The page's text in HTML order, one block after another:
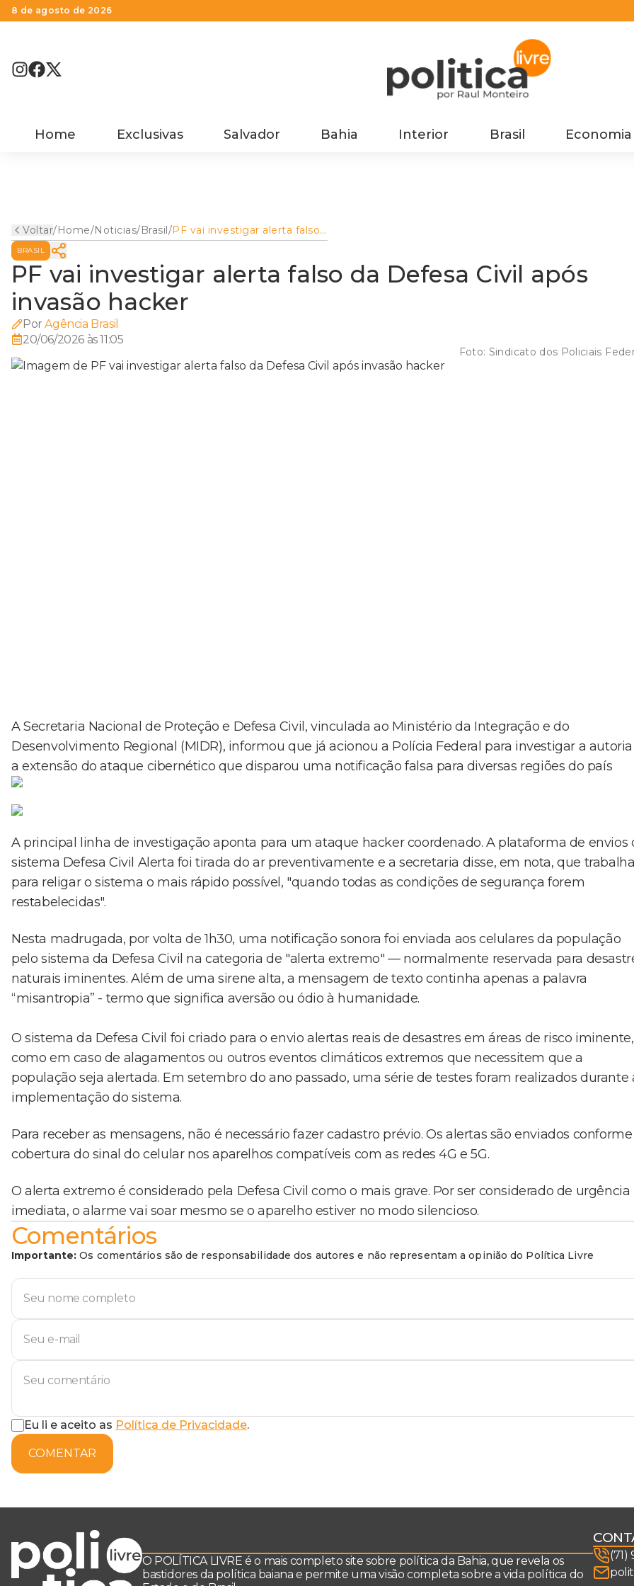
8 de agosto de 2026
Home Exclusivas Salvador Bahia Interior Brasil Economia
Voltar/Home/Noticias/Brasil/PF vai investigar alerta falso
da Defesa Civil após invasão
BRASIL
PF vai investigar alerta falso da Defesa Civil após
invasão hacker
Por Agência Brasil
20/06/2026 às 11:05
Foto: Sindicato dos Policiais
A Secretaria Nacional de Proteção e Defesa Civil, vinculada ao Ministério da Integração e do
Desenvolvimento Regional (MIDR), informou que já acionou a Polícia Federal para investigar a
a extensão do ataque cibernético que disparou uma notificação falsa para diversas regiões do país
A principal linha de investigação aponta para um ataque hacker coordenado. A plataforma de envios
sistema Defesa Civil Alerta foi tirada do ar preventivamente e a secretaria disse, em nota, que trabalha
para religar o sistema o mais rápido possível, "quando todas as condições de segurança forem
restabelecidas".
Nesta madrugada, por volta de 1h30, uma notificação sonora foi enviada aos celulares da população
pelo sistema da Defesa Civil na categoria de "alerta extremo" — normalmente reservada para
naturais iminentes. Além de uma sirene alta, a mensagem de texto continha apenas a palavra
“misantropia” - termo que significa aversão ou ódio à humanidade.
O sistema da Defesa Civil foi criado para o envio alertas reais de desastres em áreas de risco iminente,
como em caso de alagamentos ou outros eventos climáticos extremos que necessitem que a
população seja alertada. Em setembro do ano passado, uma série de testes foram realizados durante
implementação do sistema.
Para receber as mensagens, não é necessário fazer cadastro prévio. Os alertas são enviados conforme
cobertura do sinal do celular nos aparelhos compatíveis com as redes 4G e 5G.
O alerta extremo é considerado pela Defesa Civil como o mais grave. Por ser considerado de urgência
imediata, o alarme vai soar mesmo se o aparelho estiver no modo silencioso.
Comentários
Importante: Os comentários são de responsabilidade dos autores e não representam a opinião do Política Livre
Eu li e aceito as Política de Privacidade.
COMENTAR
O POLÍTICA LIVRE é o mais completo site sobre política da Bahia, que revela os
bastidores da política baiana e permite uma visão completa sobre a vida política do
(71)